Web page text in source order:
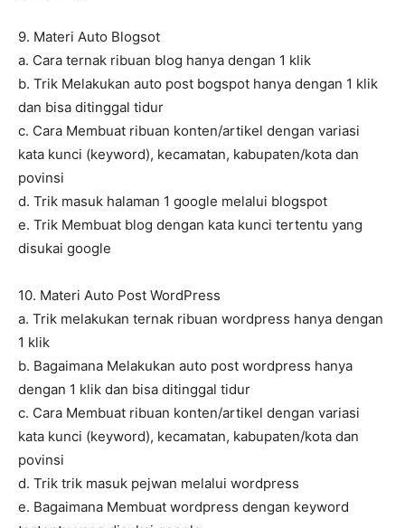
9. Materi Auto Blogsot
a. Cara ternak ribuan blog hanya dengan 1 klik
b. Trik Melakukan auto post bogspot hanya dengan 1 klik
dan bisa ditinggal tidur
c. Cara Membuat ribuan konten/artikel dengan variasi
kata kunci (keyword), kecamatan, kabupaten/kota dan
povinsi
d. Trik masuk halaman 1 google melalui blogspot
e. Trik Membuat blog dengan kata kunci tertentu yang
disukai google
10. Materi Auto Post WordPress
a. Trik melakukan ternak ribuan wordpress hanya dengan
1 klik
b. Bagaimana Melakukan auto post wordpress hanya
dengan 1 klik dan bisa ditinggal tidur
c. Cara Membuat ribuan konten/artikel dengan variasi
kata kunci (keyword), kecamatan, kabupaten/kota dan
povinsi
d. Trik trik masuk pejwan melalui wordpress
e. Bagaimana Membuat wordpress dengan keyword